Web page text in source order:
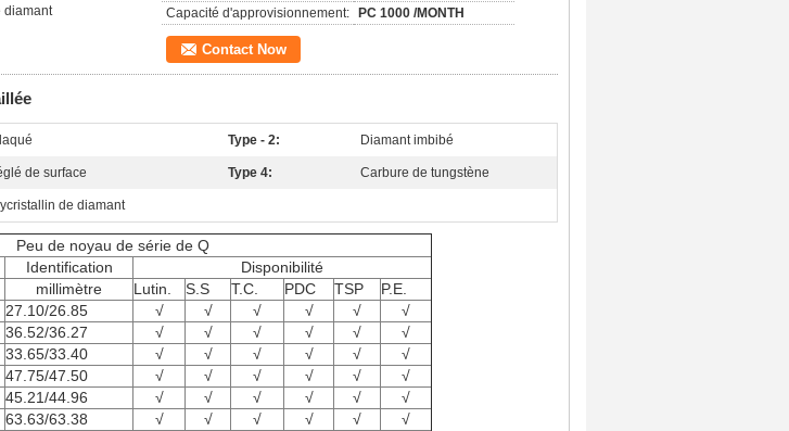
diamant
Capacité d'approvisionnement:
PC 1000 /MONTH
Contact Now
Type - 2: Diamant imbibé
de surface Type 4: Carbure de tungstène
de diamant
Peu de noyau de série de Q
Identification
Disponibilité
millimètre Lutin. S.S T.C. PDC TSP
P.E.
27.10/26.85 √ √ √ √ √
√
36.52/36.27 √ √ √ √ √
√
33.65/33.40 √ √ √ √ √
√
47.75/47.50 √ √ √ √ √
√
45.21/44.96 √ √ √ √ √
√
63.63/63.38 √ √ √ √ √
√